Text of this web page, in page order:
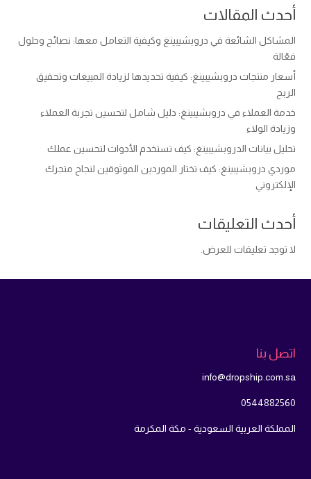
أحدث المقالات
المشاكل الشائعة في دروبشيبينغ وكيفية التعامل معها: نصائح وحلول
فعّالة
أسعار منتجات دروبشيبينغ: كيفية تحديدها لزيادة المبيعات وتحقيق
الربح
خدمة العملاء في دروبشيبينغ: دليل شامل لتحسين تجربة العملاء
وزيادة الولاء
تحليل بيانات الدروبشيبينغ: كيف تستخدم الأدوات لتحسين عملك
موردي دروبشيبينغ: كيف تختار الموردين الموثوقين لنجاح متجرك
الإلكتروني
أحدث التعليقات
لا توجد تعليقات للعرض.
اتصل بنا
info@dropship.com.sa
0544882560
المملكة العربية السعودية - مكة المكرمة